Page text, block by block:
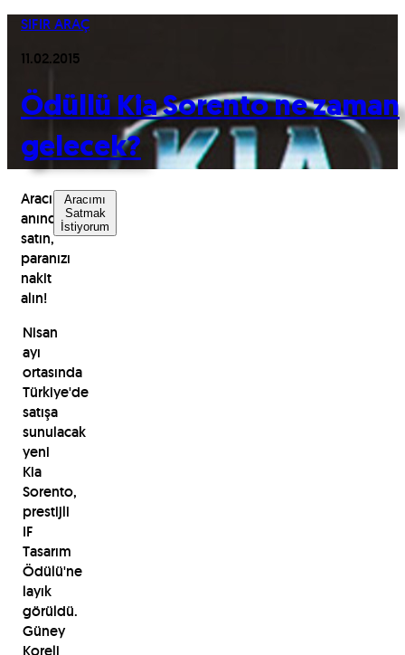
SIFIR ARAÇ
11.02.2015
Ödüllü Kia Sorento ne zaman
gelecek?
Aracınızı
anında
satın,
paranızı
nakit
alın!
Aracımı
Satmak
İstiyorum
Nisan
ayı
ortasında
Türkiye'de
satışa
sunulacak
yeni
Kia
Sorento,
prestijli
IF
Tasarım
Ödülü'ne
layık
görüldü.
Güney
Koreli